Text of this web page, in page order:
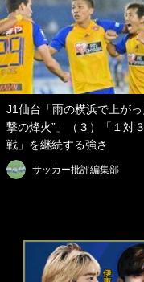
J1仙台「雨の横浜で上がっ
撃の烽火”」（３）「１対
戦」を継続する強さ
サッカー批評編集部